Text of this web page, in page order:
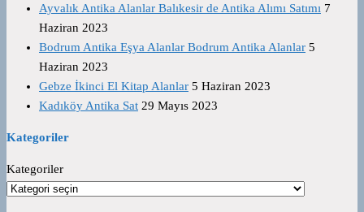
Ayvalık Antika Alanlar Balıkesir de Antika Alımı Satımı 7
Haziran 2023
Bodrum Antika Eşya Alanlar Bodrum Antika Alanlar 5
Haziran 2023
Gebze İkinci El Kitap Alanlar 5 Haziran 2023
Kadıköy Antika Sat 29 Mayıs 2023
Kategoriler
Kategoriler